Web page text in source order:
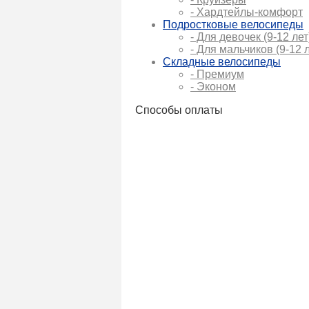
- Хардтейлы-комфорт
Подростковые велосипеды
- Для девочек (9-12
- Для мальчиков (9-12
Складные велосипеды
- Премиум
- Эконом
Способы оплаты